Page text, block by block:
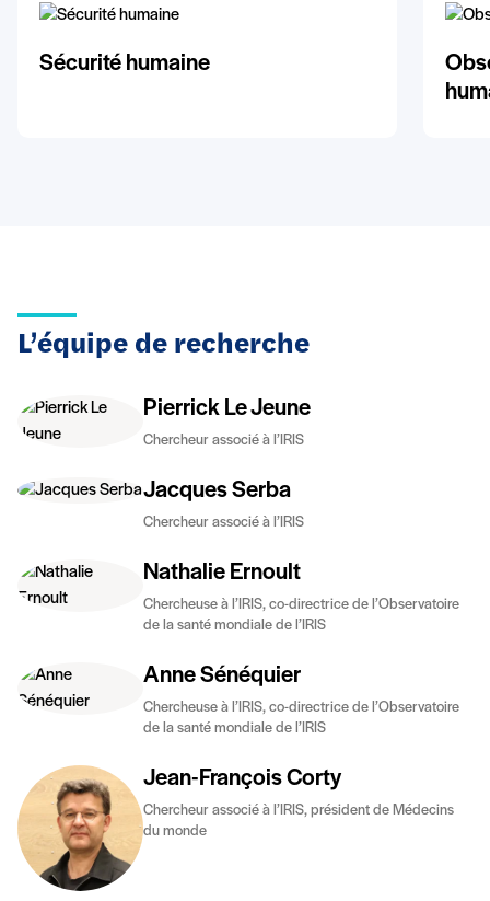
Sécurité humaine
L’équipe de recherche
Pierrick Le Jeune
Chercheur associé à l’IRIS
Jacques Serba
Chercheur associé à l’IRIS
Nathalie Ernoult
Chercheuse à l’IRIS, co-directrice de l’Observatoire
de la santé mondiale de l’IRIS
Anne Sénéquier
Chercheuse à l’IRIS, co-directrice de l’Observatoire
de la santé mondiale de l’IRIS
Jean-François Corty
Chercheur associé à l’IRIS, président de Médecins
du monde